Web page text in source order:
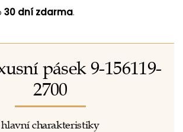
30 dní zdarma.
pásek 9-156119-
2700
hlavní charakteristiky